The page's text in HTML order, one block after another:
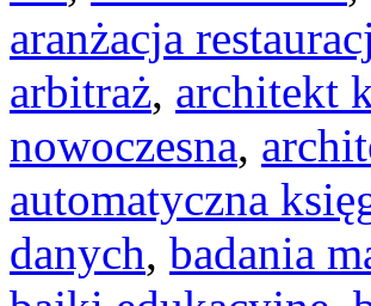
aranżacja
arbitraż, architekt
nowoczesna,
automatyczna
danych, badania